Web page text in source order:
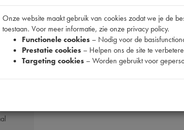
Codes
70020
Onze website maakt gebruik van cookies zodat we je de
toestaan. Voor meer informatie, zie onze privacy policy.
Functionele cookies – Nodig voor de
Prestatie cookies – Helpen ons de site te
Targeting cookies – Worden gebruikt voor